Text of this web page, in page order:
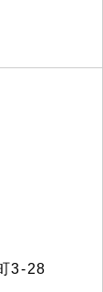
3-28